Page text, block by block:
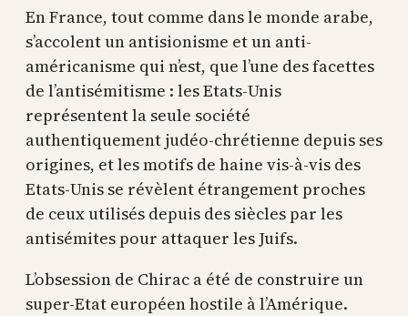
En France, tout comme dans le monde arabe,
s’accolent un antisionisme et un anti-
américanisme qui n’est, que l’une des facettes
de l’antisémitisme : les Etats-Unis
représentent la seule société
authentiquement judéo-chrétienne depuis ses
origines, et les motifs de haine vis-à-vis des
Etats-Unis se révèlent étrangement proches
de ceux utilisés depuis des siècles par les
antisémites pour attaquer les Juifs.
L’obsession de Chirac a été de construire un
super-Etat européen hostile à l’Amérique.